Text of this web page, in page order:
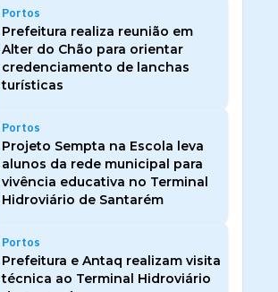
Portos
Prefeitura realiza reunião em
Alter do Chão para orientar
credenciamento de lanchas
turísticas
Portos
Projeto Sempta na Escola leva
alunos da rede municipal para
vivência educativa no Terminal
Hidroviário de Santarém
Portos
Prefeitura e Antaq realizam visita
técnica ao Terminal Hidroviário